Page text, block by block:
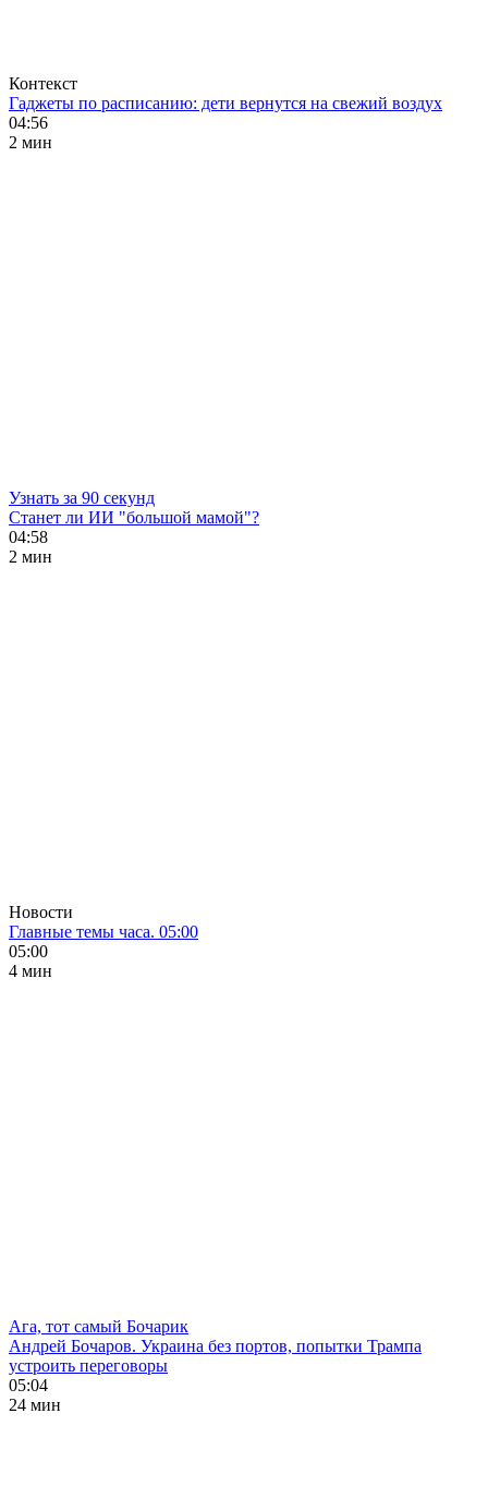
Контекст
Гаджеты по расписанию: дети вернутся на свежий воздух
04:56
2 мин
Узнать за 90 секунд
Станет ли ИИ "большой мамой"?
04:58
2 мин
Новости
Главные темы часа. 05:00
05:00
4 мин
Ага, тот самый Бочарик
Андрей Бочаров. Украина без портов, попытки Трампа
устроить переговоры
05:04
24 мин